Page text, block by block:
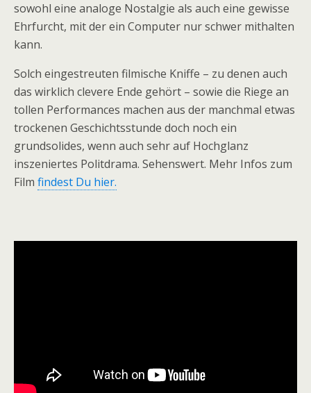
n
l
­
n
e
a
sowohl eine analoge Nostalgie als auch eine gewisse
Ehrfurcht, mit der ein Computer nur schwer mithalten
kann.
Solch eingestreuten filmische Kniffe – zu denen auch
das wirklich clevere Ende gehört – sowie die Riege an
tollen Performances machen aus der manchmal etwas
trockenen Geschichtsstunde doch noch ein
grundsolides, wenn auch sehr auf Hochglanz
inszeniertes Politdrama. Sehenswert. Mehr Infos zum
Film findest Du hier.